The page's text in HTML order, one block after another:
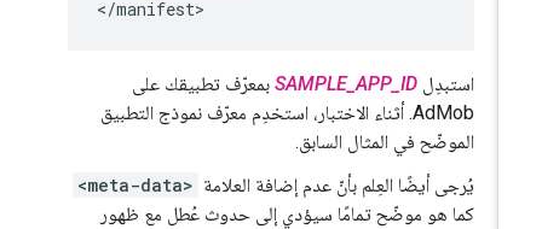
استبدِلSAMPLE_APP_IDبمعرّف تطبيقك على
AdMob. أثناء الاختبار، استخدِم معرّف نموذج التطبيق
الموضّح في المثال السابق.
يُرجى أيضًا العِلم بأنّ عدم إضافة العلامة <meta-data>
كما هو موضّح تمامًا سيؤدي إلى حدوث عُطل مع ظهور